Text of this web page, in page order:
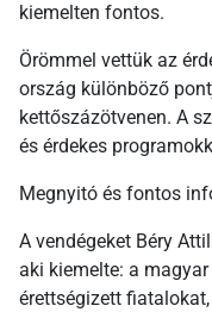
kiemelten fontos.
Örömmel vettük az
ország különböző
kettőszázötvenen. A
és érdekes
Megnyitó és fontos
A vendégeket Béry
aki kiemelte: a
érettségizett